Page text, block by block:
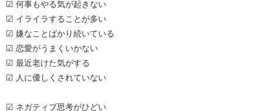
☑ 何事もやる気が起きない
☑ イライラすることが多い
☑ 嫌なことばかり続いている
☑ 恋愛がうまくいかない
☑ 最近老けた気がする
☑ 人に優しくされていない
☑ ネガティブ思考がひどい